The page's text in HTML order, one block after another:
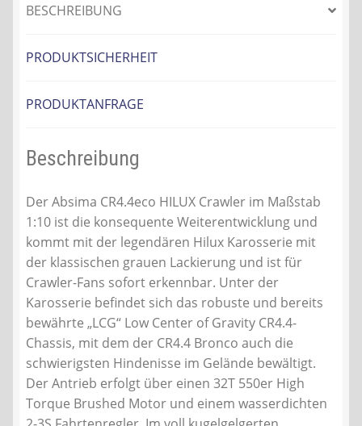
BESCHREIBUNG
PRODUKTSICHERHEIT
PRODUKTANFRAGE
Beschreibung
Der Absima CR4.4eco HILUX Crawler im Maßstab
1:10 ist die konsequente Weiterentwicklung und
kommt mit der legendären Hilux Karosserie mit
der klassischen grauen Lackierung und ist für
Crawler-Fans sofort erkennbar. Unter der
Karosserie befindet sich das robuste und bereits
bewährte „LCG“ Low Center of Gravity CR4.4-
Chassis, mit dem der CR4.4 Bronco auch die
schwierigsten Hindenisse im Gelände bewältigt.
Der Antrieb erfolgt über einen 32T 550er High
Torque Brushed Motor und einem wasserdichten